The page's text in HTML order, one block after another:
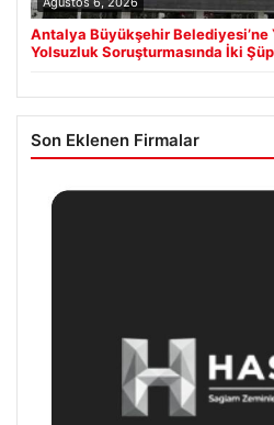
Antalya Büyükşehir Belediyesi’ne
Yolsuzluk Soruşturmasında İki
Son Eklenen Firmalar